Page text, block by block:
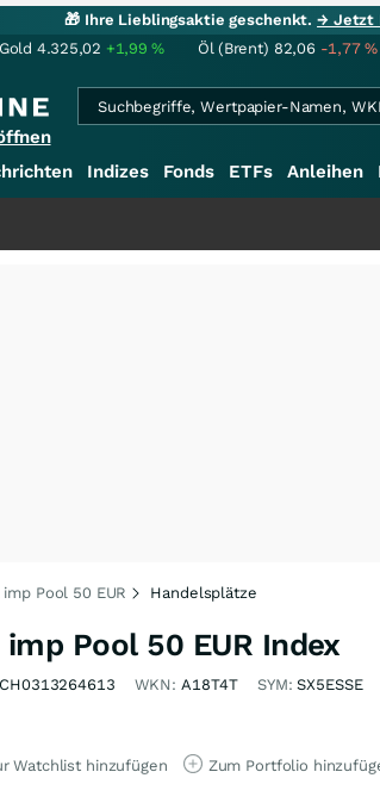
🎁 Ihre Lieblingsaktie geschenkt.→ Jetzt
Gold 4.325,02 +1,99% Öl (Brent) 82,06 -1,77%
Indizes Fonds ETFs Anleihen
imp Pool 50 EUR Handelsplätze
imp Pool 50 EUR Index
CH0313264613 WKN: A18T4T SYM:SX5ESSE
Watchlist hinzufügen Zum Portfolio